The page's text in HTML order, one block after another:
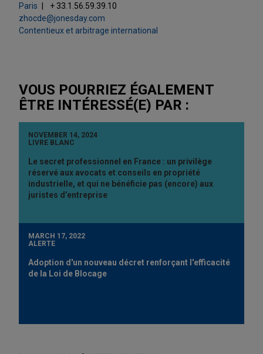
Paris
+ 33.1.56.59.39.10
zhocde@jonesday.com
Contentieux et arbitrage international
VOUS POURRIEZ ÉGALEMENT
ÊTRE INTÉRESSÉ(E) PAR :
NOVEMBER 14, 2024
LIVRE BLANC
Le secret professionnel en France : un privilège
réservé aux avocats et conseils en propriété
industrielle, et qui ne bénéficie pas (encore) aux
juristes d’entreprise
MARCH 17, 2022
ALERTE
Adoption d'un nouveau décret renforçant l'efficacité
de la Loi de Blocage